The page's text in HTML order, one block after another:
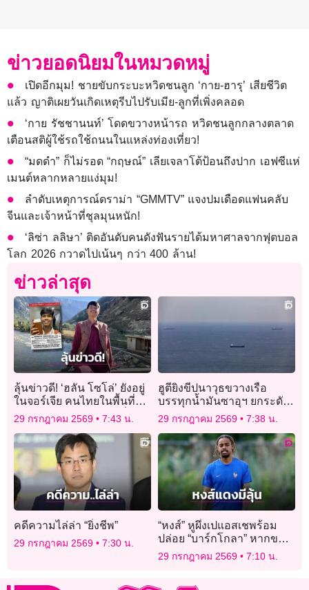
ข่าวยอดนิยมในหมวดหมู่
เปิดอีกมุม! ชายขับกระบะหวิดชนลูก ‘กาย-ฮารุ’ เสียชีวิต
แล้ว ญาติเผยวันเกิดเหตุรีบไปรับเมีย-ลูกที่เพิ่งคลอด
‘กาย รัชชานนท์’ โดดขวางหน้ารถ หวิดชนลูกกลางตลาด
เตือนสติผู้ใช้รถใช้ถนนในแหล่งท่องเที่ยว!
“มดดำ” ก็ไม่รอด “กฤษณ์” เลียเจลาโต้ป้อนถึงปาก เอฟซีแห่
เมนต์หลากหลายแง่มุม!
ลำดับเหตุการณ์ดราม่า “GMMTV” แจงปมเดือดแฟนคลับ
จีนและเจ้าหน้าที่ชุลมุนหนัก!
‘ลิซ่า ลลิษา’ ติดอันดับคนดังฟันรายได้มหาศาลจากฟุตบอล
โลก 2026 กวาดไปเน้นๆ กว่า 400 ล้าน!
ข่าวล่าสุด
ลุ้นข่าวดี! ‘ฮลัน โซโล่’ ยังอยู่
ในจอร์เจีย คนไทยในพื้นที่
ประสาน ตร.-สถานทูต สื่อ
เริ่มนำเสนอข่าว
29 กรกฎาคม 2569 7:43 น.
ฮูตียิงขีปนาวุธขวางเรือ
บรรทุกน้ำมันซาอุฯ ยกระดับ
ปิดล้อมทะเลแดง
29 กรกฎาคม 2569 7:38 น.
คดีความไล่ล่า “ยิ่งชีพ”
29 กรกฎาคม 2569 7:30 น.
“หงส์” หูผึ่งเปแอสเชพร้อม
ปล่อย “บาร์กโกลา” หากขอ
ย้ายทีม
29 กรกฎาคม 2569 7:10 น.